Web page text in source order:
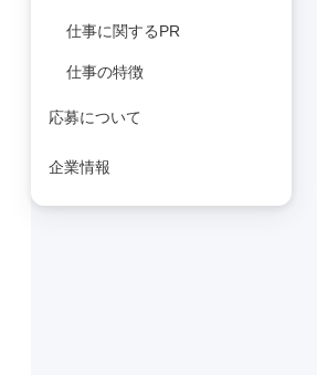
仕事に関するPR
仕事の特徴
応募について
企業情報